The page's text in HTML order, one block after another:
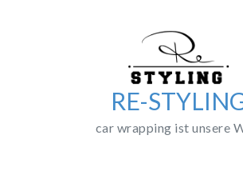
RE-
car wrapping ist unsere